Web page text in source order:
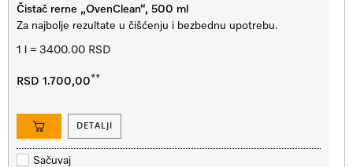
Čistač rerne „OvenClean“, 500 ml
Za najbolje rezultate u čišćenju i bezbednu upotrebu.
1 l = 3400.00 RSD
RSD 1.700,00**
DETALJI
Sačuvaj